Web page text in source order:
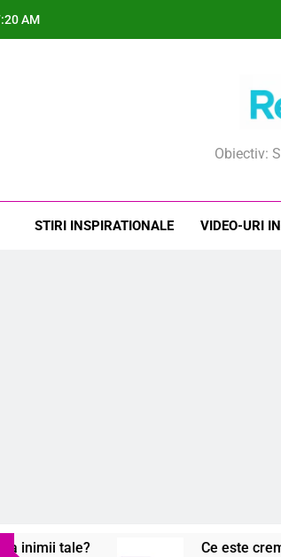
AM
Obiectiv:
STIRI INSPIRATIONALE VIDEO-URI
Ce este crema